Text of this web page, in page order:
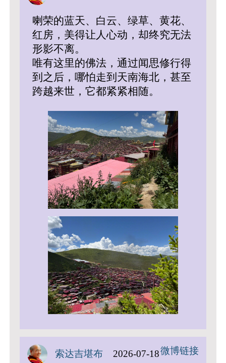
喇荣的蓝天、白云、绿草、黄花、
红房，美得让人心动，却终究无法
形影不离。
唯有这里的佛法，通过闻思修行得
到之后，哪怕走到天南海北，甚至
跨越来世，它都紧紧相随。
索达吉堪布 2026-07-18微博链接